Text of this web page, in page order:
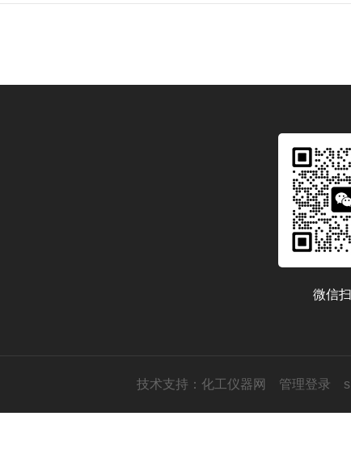
微信
技术支持： 化工仪器网 管理登录